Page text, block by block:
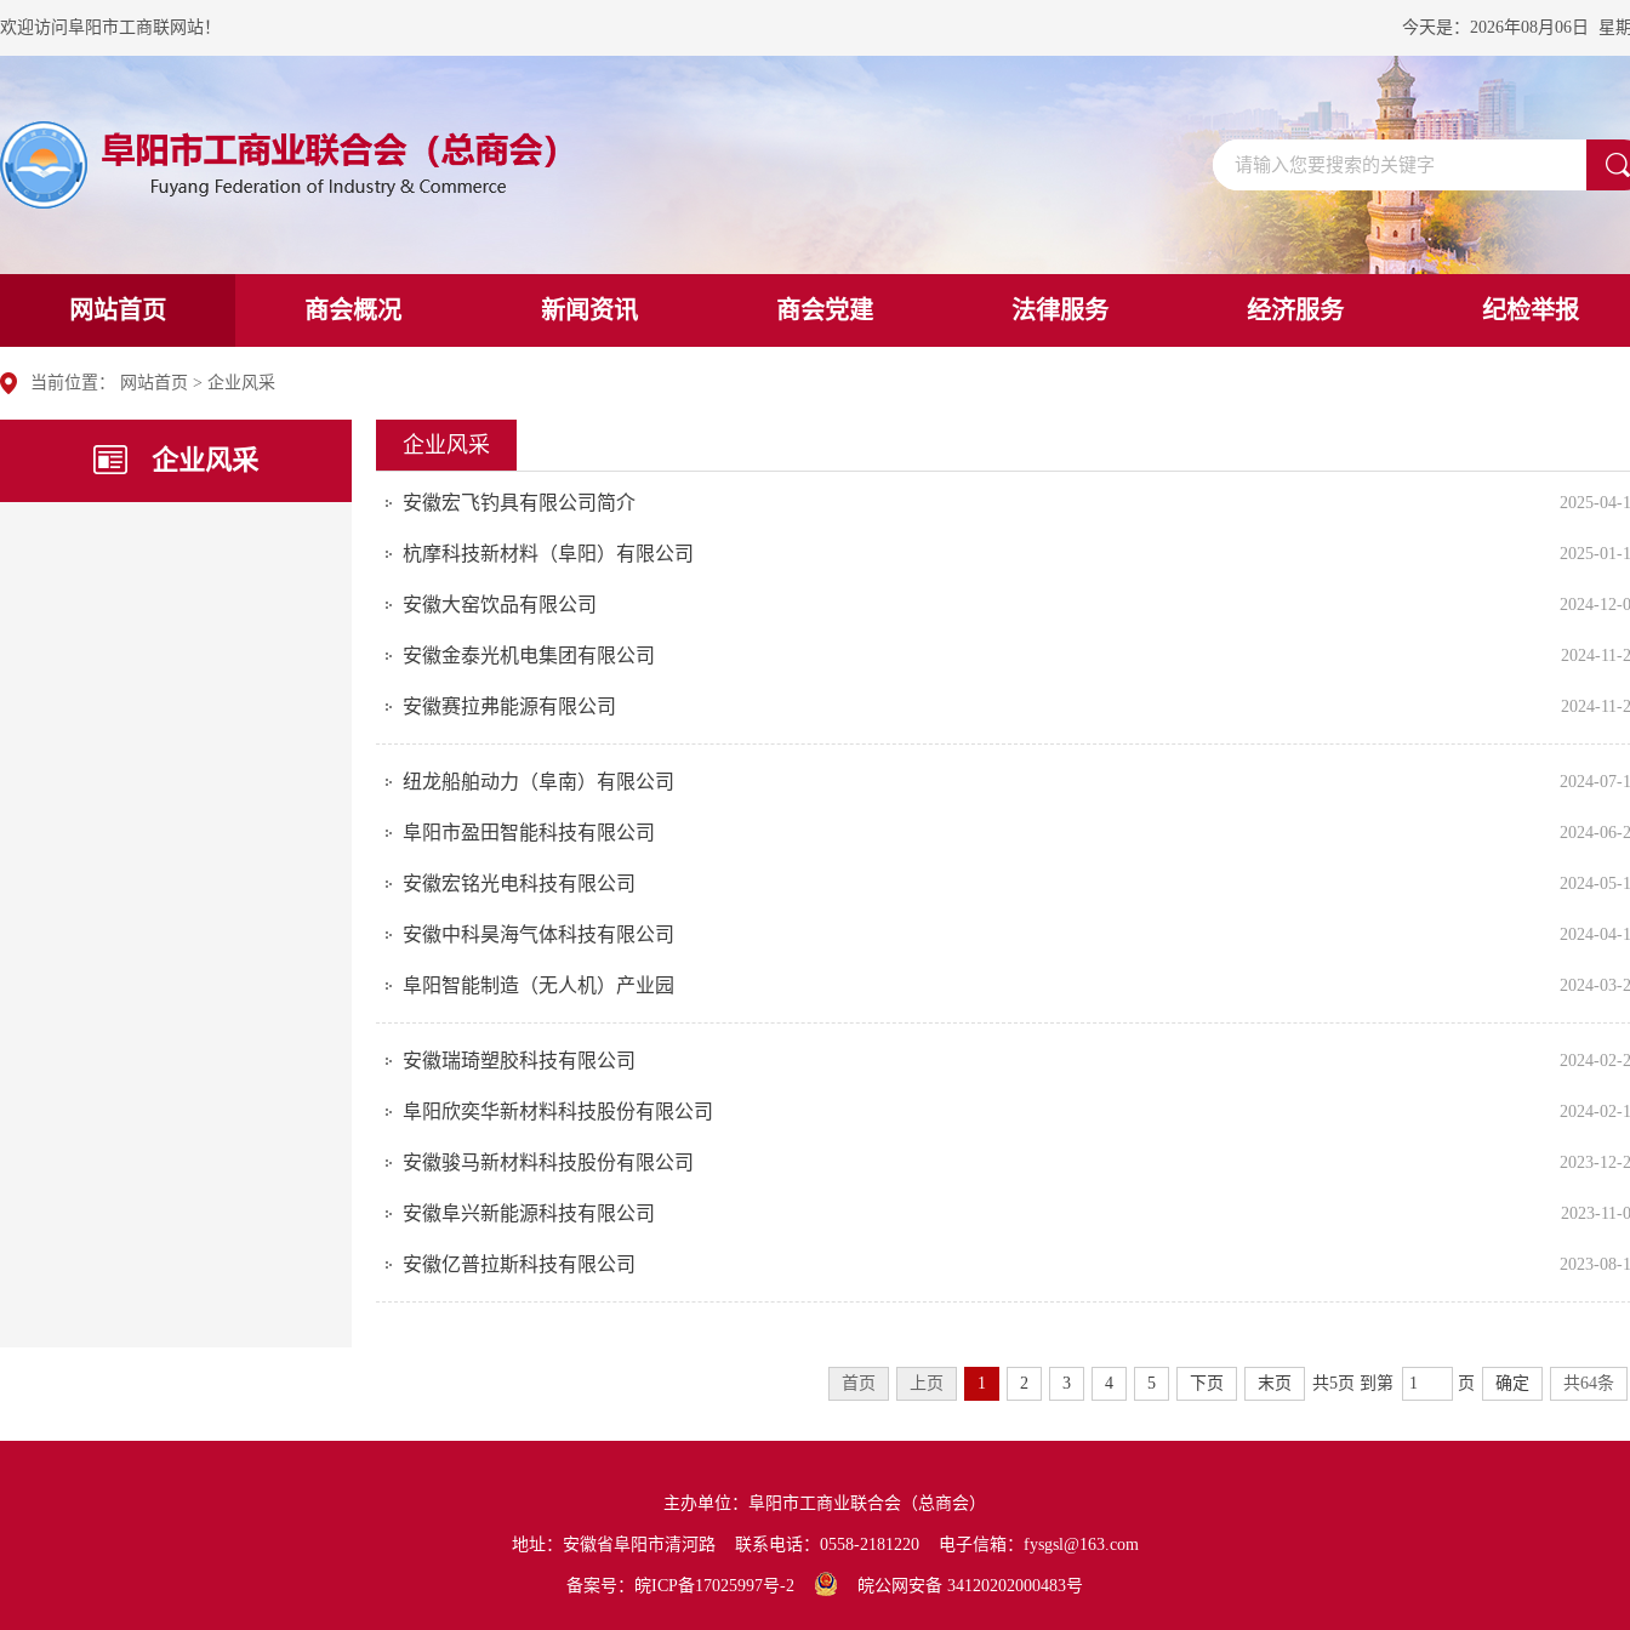
欢迎访问阜阳市工商联网站！ 今天是： 2026年08月06日 星
网站首页 商会概况 新闻资讯 商会党建 法律服务 经济服务 纪检举报
当前位置： 网站首页 > 企业风采
企业风采 企业风采
2025-04-
安徽宏飞钓具有限公司简介
2025-01-
杭摩科技新材料（阜阳）有限公司
2024-12-
安徽大窑饮品有限公司
2024-11-
安徽金泰光机电集团有限公司
2024-11-
安徽赛拉弗能源有限公司
2024-07-
纽龙船舶动力（阜南）有限公司
2024-06-
阜阳市盈田智能科技有限公司
2024-05-
安徽宏铭光电科技有限公司
2024-04-
安徽中科昊海气体科技有限公司
2024-03-
阜阳智能制造（无人机）产业园
2024-02-
安徽瑞琦塑胶科技有限公司
2024-02-
阜阳欣奕华新材料科技股份有限公司
2023-12-
安徽骏马新材料科技股份有限公司
2023-11-
安徽阜兴新能源科技有限公司
2023-08-
安徽亿普拉斯科技有限公司
首页 上页 1 2 3 4 5 下页 末页 共5页 到第 页 确定 共64条
主办单位：阜阳市工商业联合会（总商会）
地址：安徽省阜阳市清河路 联系电话：0558-2181220 电子信箱：fysgsl@163.com
备案号：皖ICP备17025997号-2 皖公网安备 34120202000483号